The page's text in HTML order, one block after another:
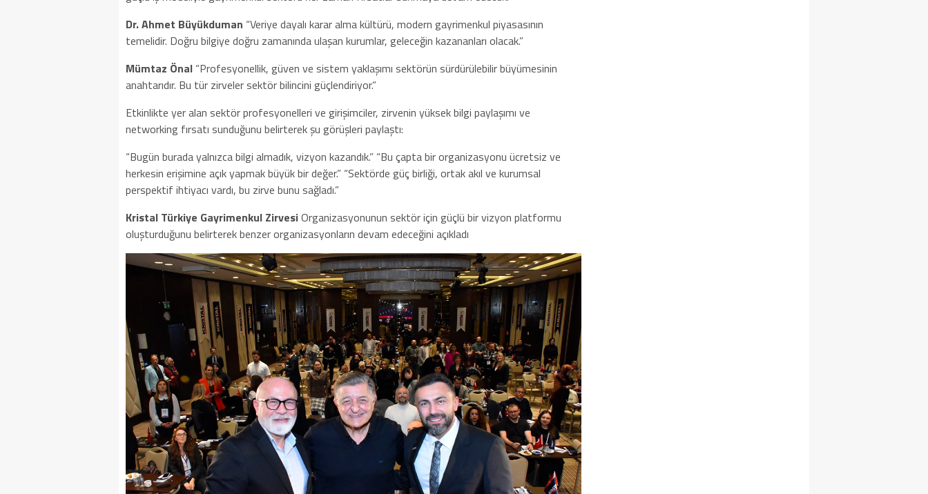
Dr. Ahmet Büyükduman “Veriye dayalı karar alma kültürü, modern gayrimenkul piyasasının
temelidir. Doğru bilgiye doğru zamanında ulaşan kurumlar, geleceğin kazananları olacak.”
Mümtaz Önal “Profesyonellik, güven ve sistem yaklaşımı sektörün sürdürülebilir büyümesinin
anahtarıdır. Bu tür zirveler sektör bilincini güçlendiriyor.”
Etkinlikte yer alan sektör profesyonelleri ve girişimciler, zirvenin yüksek bilgi paylaşımı ve
networking fırsatı sunduğunu belirterek şu görüşleri paylaştı:
“Bugün burada yalnızca bilgi almadık, vizyon kazandık.” “Bu çapta bir organizasyonu ücretsiz ve
herkesin erişimine açık yapmak büyük bir değer.” “Sektörde güç birliği, ortak akıl ve kurumsal
perspektif ihtiyacı vardı, bu zirve bunu sağladı.”
Kristal Türkiye Gayrimenkul ZirvesiOrganizasyonunun sektör için güçlü bir vizyon platformu
oluşturduğunu belirterek benzer organizasyonların devam edeceğini açıkladı